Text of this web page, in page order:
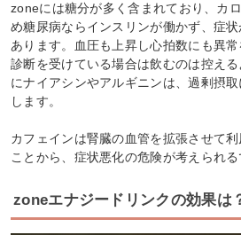
zoneには糖分が多く含まれており、カ
め糖尿病ならインスリンが働かず、症
あります。血圧も上昇し心拍数にも異
診断を受けている場合は飲むのは控え
にナイアシンやアルギニンは、過剰摂
します。
カフェインは腎臓の血管を拡張させて
ことから、症状悪化の危険が考えられる
zoneエナジードリンクの効果は